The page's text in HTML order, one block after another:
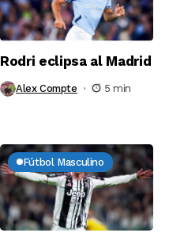
Rodri eclipsa al Madrid
Alex Compte 5 min
Fútbol Masculino